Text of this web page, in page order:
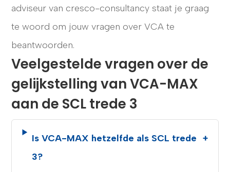
adviseur van cresco-consultancy staat je graag
te woord om jouw vragen over VCA te
beantwoorden.
Veelgestelde vragen over de
gelijkstelling van VCA-MAX
aan de SCL trede 3
Is VCA-MAX hetzelfde als SCL trede
3?
+